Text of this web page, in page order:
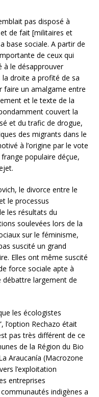
pas disposé à
de fait [militaires et
base sociale. A partir de
de ceux qui
à le désapprouver
droite a profité de sa
faire un amalgame entre
et le texte de la
couvert la
et du trafic de drogue,
des migrants dans le
à l’origine par le vote
populaire déçue,
le divorce entre le
le processus
les résultats du
soulevées lors de la
sur le féminisme,
suscité un grand
Elles ont même suscité
force sociale apte à
débattre largement de
les écologistes
l’option Rechazo était
pas très différent de ce
de la Région du Bio
Araucanía (Macrozone
l’exploitation
entreprises
indigènes a